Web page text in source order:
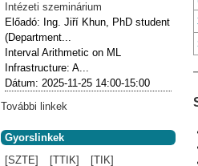
Intézeti szeminárium
Előadó: Ing. Jiří Khun, PhD student
(Department...
Interval Arithmetic on ML
Infrastructure: A...
Dátum:2025-11-25 14:00-15:00
További linkek
Gyorslinkek
[SZTE]
[TTIK]
[TIK]